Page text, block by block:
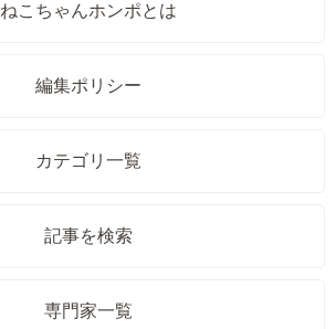
ねこちゃんホンポとは
編集ポリシー
カテゴリ一覧
記事を検索
専門家一覧